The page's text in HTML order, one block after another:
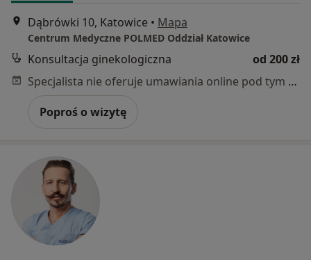
Dąbrówki 10, Katowice • Mapa
Centrum Medyczne POLMED Oddział Katowice
Konsultacja ginekologiczna
od 200 zł
Specjalista nie oferuje umawiania online pod tym adresem.
Poproś o wizytę